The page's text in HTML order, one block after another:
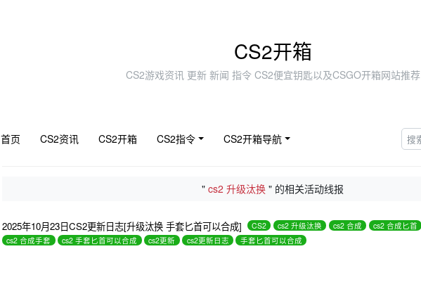
CS2开箱
CS2游戏资讯 更新 新闻 指令 CS2便宜钥匙以及CSGO开箱网站推荐
首页 CS2资讯 CS2开箱 CS2指令 CS2开箱导航
" cs2 升级汰换 " 的相关活动线报
2025年10月23日CS2更新日志[升级汰换 手套匕首可以合成] CS2 cs2 升级汰换 cs2 合成
cs2 合成匕首
cs2 合成手套
cs2 手套匕首可以合成 cs2更新 cs2更新日志 手套匕首可以合成